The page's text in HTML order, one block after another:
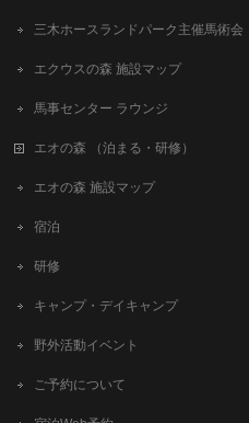
三木ホースランドパーク主催馬術会
エクウスの森 施設マップ
馬事センター ラウンジ
エオの森 （泊まる・研修）
エオの森 施設マップ
宿泊
研修
キャンプ・デイキャンプ
野外活動イベント
ご予約について